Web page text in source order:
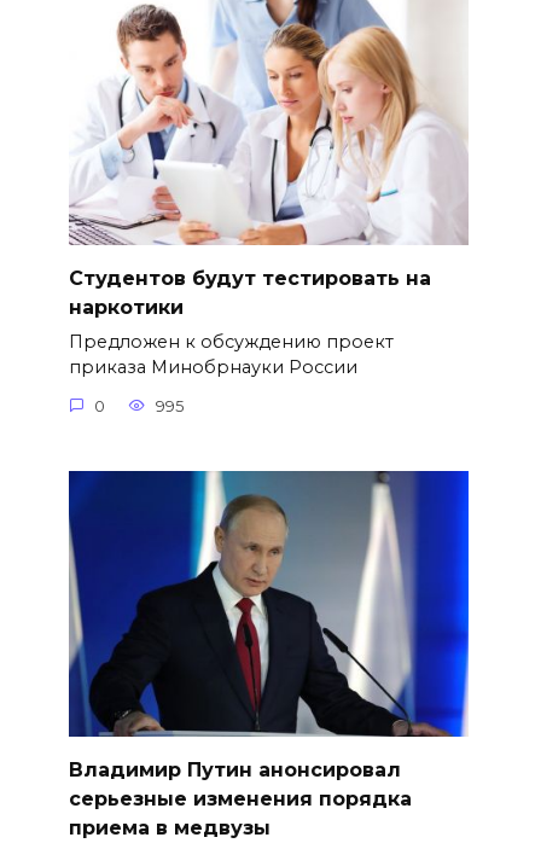
Студентов будут тестировать на
наркотики
Предложен к обсуждению проект
приказа Минобрнауки России
0 995
Владимир Путин анонсировал
серьезные изменения порядка
приема в медвузы